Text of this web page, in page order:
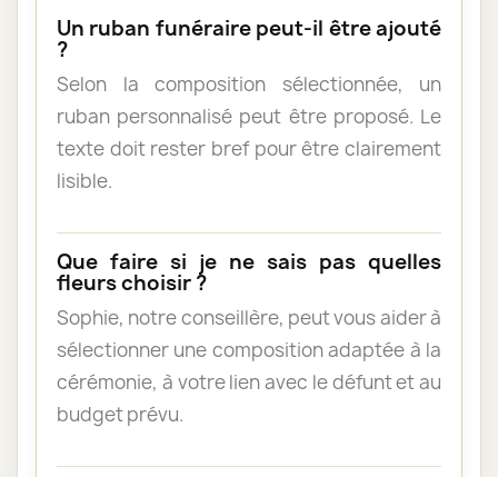
Un ruban funéraire peut-il être ajouté
?
Selon la composition sélectionnée, un
ruban personnalisé peut être proposé. Le
texte doit rester bref pour être clairement
lisible.
Que faire si je ne sais pas quelles
fleurs choisir ?
Sophie, notre conseillère, peut vous aider à
sélectionner une composition adaptée à la
cérémonie, à votre lien avec le défunt et au
budget prévu.